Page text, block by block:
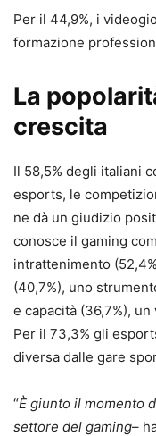
Per il 44,9%, i
formazione
La
crescita
Il 58,5% degli italiani
esports, le
ne dà un giudizio
conosce il gaming
intrattenimento
(40,7%), uno
e capacità (36,7%),
Per il 73,3% gli
diversa dalle gare
“È giunto il momento
settore del gaming–